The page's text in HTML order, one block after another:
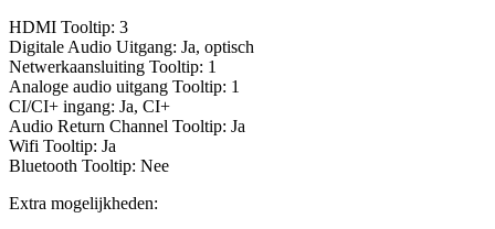
HDMI Tooltip: 3
Digitale Audio Uitgang: Ja, optisch
Netwerkaansluiting Tooltip: 1
Analoge audio uitgang Tooltip: 1
CI/CI+ ingang: Ja, CI+
Audio Return Channel Tooltip: Ja
Wifi Tooltip: Ja
Bluetooth Tooltip: Nee
Extra mogelijkheden: